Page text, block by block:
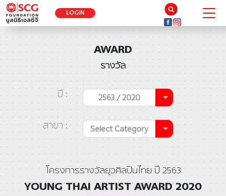
LOGIN
AWARD
รางวัล
ปี : 2563 / 2020
สาขา : Select Category
โครงการรางวัลยุวศิลปินไทย ปี 2563
YOUNG THAI ARTIST AWARD 2020